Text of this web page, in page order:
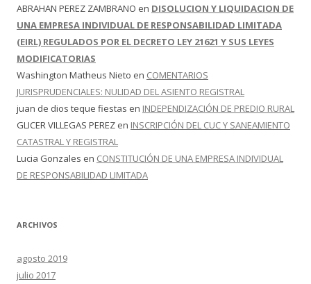
ABRAHAN PEREZ ZAMBRANO en DISOLUCION Y LIQUIDACION DE
UNA EMPRESA INDIVIDUAL DE RESPONSABILIDAD LIMITADA
(EIRL) REGULADOS POR EL DECRETO LEY 21621 Y SUS LEYES
MODIFICATORIAS
Washington Matheus Nieto en COMENTARIOS
JURISPRUDENCIALES: NULIDAD DEL ASIENTO REGISTRAL
juan de dios teque fiestas en INDEPENDIZACIÓN DE PREDIO RURAL
GLICER VILLEGAS PEREZ en INSCRIPCIÓN DEL CUC Y SANEAMIENTO
CATASTRAL Y REGISTRAL
Lucia Gonzales en CONSTITUCIÓN DE UNA EMPRESA INDIVIDUAL
DE RESPONSABILIDAD LIMITADA
ARCHIVOS
agosto 2019
julio 2017